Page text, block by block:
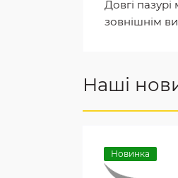
Довгі
зовнішнім
Наші
Новинка